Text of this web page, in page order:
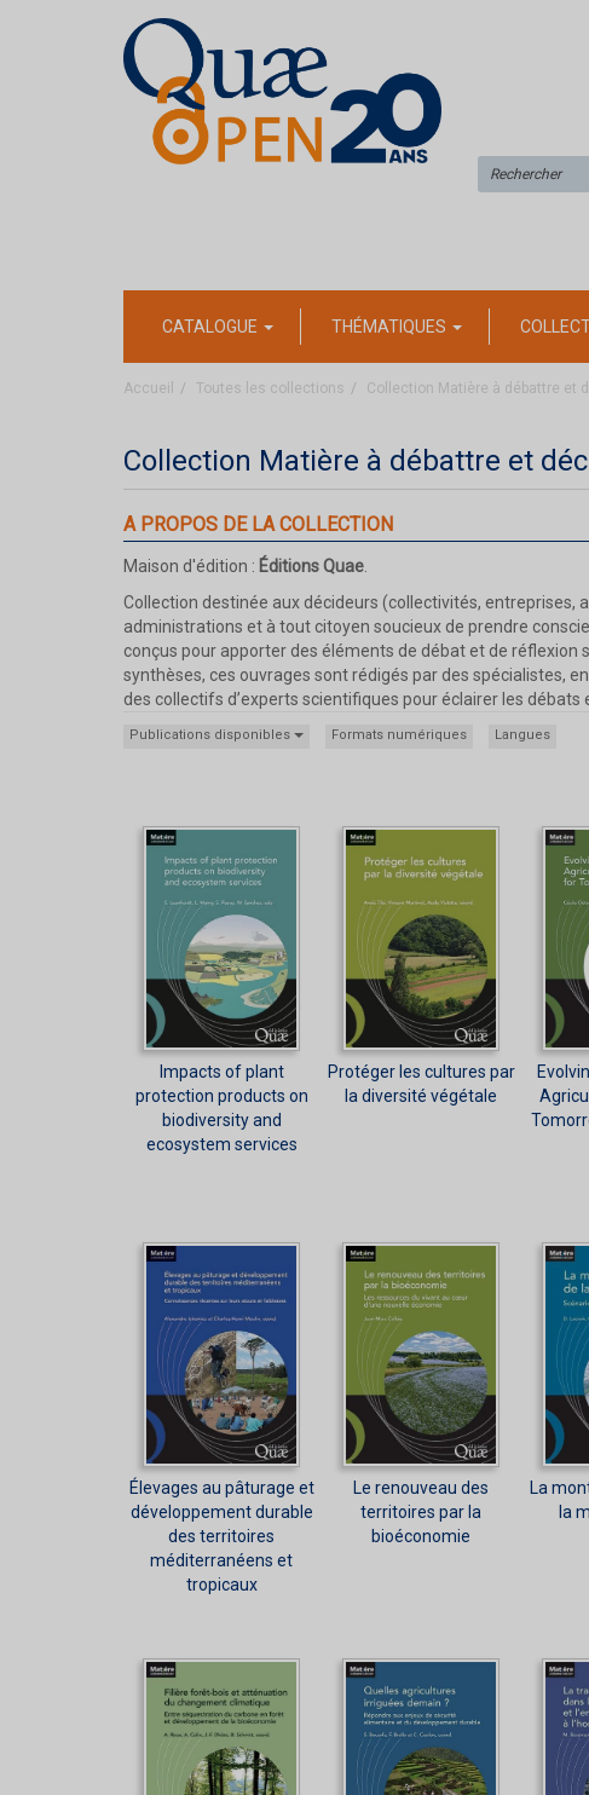
CATALOGUE THÉMATIQUES
Accueil Toutes les collections Collection Matière à débattre et
Collection Matière à débattre et
A PROPOS DE LA COLLECTION
Maison d'édition : Éditions Quae
Collection destinée aux décideurs (collectivités,
administrations et à tout citoyen soucieux de prendre
conçus pour apporter des éléments de débat et de réflexion
synthèses, ces ouvrages sont rédigés par des spécialistes,
des collectifs d’experts scientifiques pour éclairer les débats
Publications disponibles Formats numériques Langues
Impacts of plant
protection products on
biodiversity and
ecosystem services
Protéger les cultures par
la diversité végétale
Élevages au pâturage et
développement durable
des territoires
méditerranéens et
tropicaux
Le renouveau des
territoires par la
bioéconomie
La
la